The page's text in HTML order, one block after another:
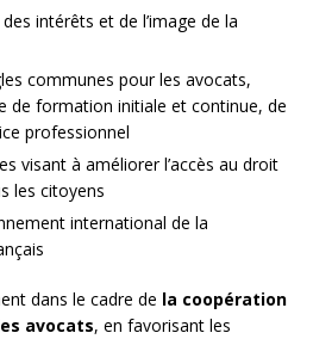
intérêts et de l’image de la
communes pour les avocats,
de formation initiale et continue, de
professionnel
visant à améliorer l’accès au droit
les citoyens
international de la
dans le cadre de la coopération
avocats, en favorisant les